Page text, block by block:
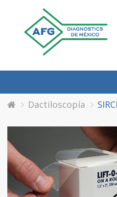
Dactiloscopía